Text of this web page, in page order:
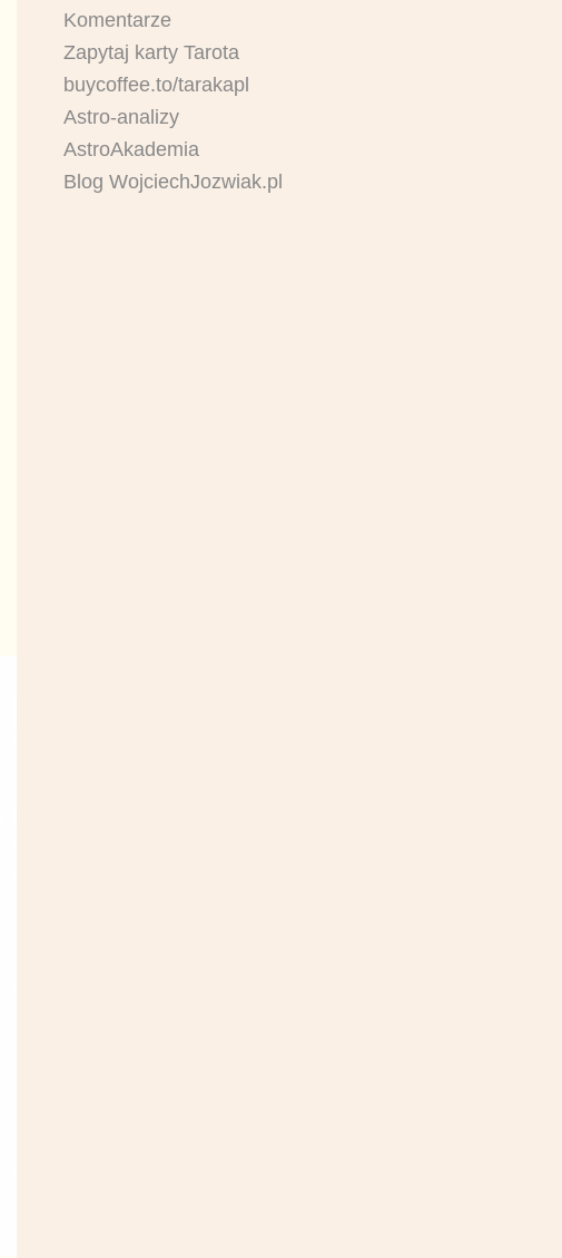
Komentarze
Zapytaj karty Tarota
buycoffee.to/tarakapl
Astro-analizy
AstroAkademia
Blog WojciechJozwiak.pl